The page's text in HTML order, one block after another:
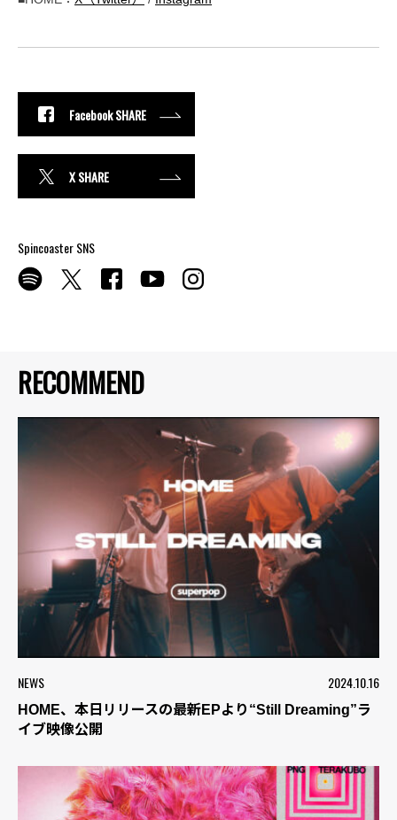
RECOMMEND
NEWS 2024.10.16
HOME、本日リリースの最新EPより“Still Dreaming”ラ
イブ映像公開
Facebook SHARE
X SHARE
Spincoaster SNS